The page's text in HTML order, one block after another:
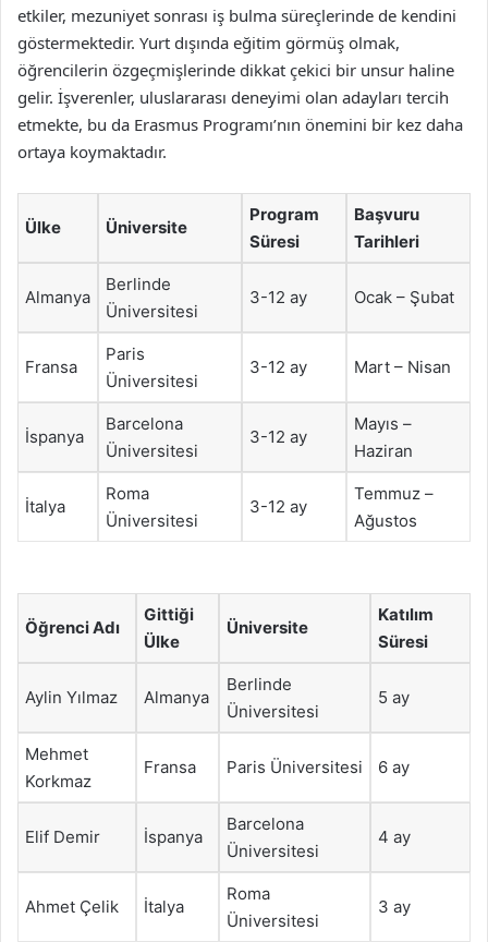
etkiler, mezuniyet sonrası iş bulma süreçlerinde de kendini
göstermektedir. Yurt dışında eğitim görmüş olmak,
öğrencilerin özgeçmişlerinde dikkat çekici bir unsur haline
gelir. İşverenler, uluslararası deneyimi olan adayları tercih
etmekte, bu da Erasmus Programı’nın önemini bir kez daha
ortaya koymaktadır.
Ülke Üniversite
Program
Süresi
Başvuru
Tarihleri
Almanya
Berlinde
Üniversitesi
3-12 ay Ocak – Şubat
Fransa
Paris
Üniversitesi
3-12 ay Mart – Nisan
İspanya
Barcelona
Üniversitesi
3-12 ay
Mayıs –
Haziran
İtalya
Roma
Üniversitesi
3-12 ay
Temmuz –
Ağustos
Öğrenci Adı
Gittiği
Ülke
Üniversite
Katılım
Süresi
Aylin Yılmaz Almanya
Berlinde
Üniversitesi
5 ay
Mehmet
Korkmaz
Fransa Paris Üniversitesi 6 ay
Elif Demir İspanya
Barcelona
Üniversitesi
4 ay
Ahmet Çelik İtalya
Roma
Üniversitesi
3 ay